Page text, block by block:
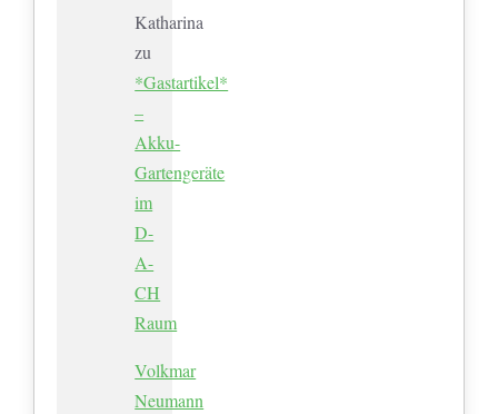
Katharina
zu
*Gastartikel*
–
Akku-
Gartengeräte
im
D-
A-
CH
Raum
Volkmar
Neumann